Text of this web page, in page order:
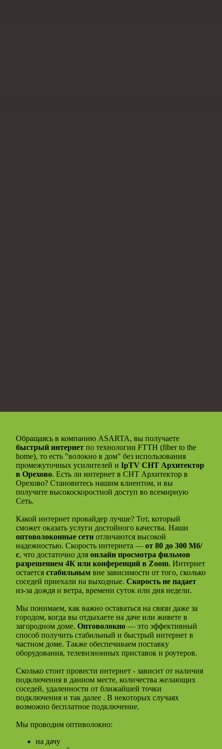
Обращаясь в компанию ASARTA, вы получаете
быстрый интернет по технологии FTTH (fiber to the
home), то есть "волокно в дом" без использования
промежуточных усилителей и IpTV СНТ Архитектор
в Орехово. Есть ли интернет в СНТ Архитектор в
Орехово? Становитесь нашим клиентом, и вы
получите высокоскоростной доступ во всемирную
Сеть.
Какой интернет провайдер лучше? Тот, который
сможет оказать услуги достойного качества. Наши
оптоволоконные сети отличаются высокой
надежностью. Скорость интернета — от 80 до 300 Мб/
с, что достаточно для онлайн просмотра фильмов
разрешением 4К или конференций в Zoom. Интернет
остается стабильным вне зависимости от того, сколько
соседей приехали на выходные. Скорость не падает
из-за дождя и ветра, времени суток или дня недели.
Мы понимаем, как важно оставаться на связи даже за
городом, когда вы отдыхаете на даче или живете в
загородном доме. Оптоволокно — это эффективный
способ получить стабильный и быстрый интернет в
частном доме. Также обеспечиваем поставку
оборудования, телевизионных приставок и роутеров.
Сколько стоит провести интернет - зависит от наличия
подключения в данном месте, количества желающих
соседей, удаленности от ближайшей точки
подключения и так далее . В некоторых случаях
возможно бесплатное подключение.
Мы проводим оптиволокно:
на дачу